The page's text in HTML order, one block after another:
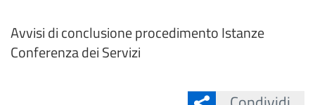
Avvisi di conclusione procedimento Istanze
Conferenza dei Servizi